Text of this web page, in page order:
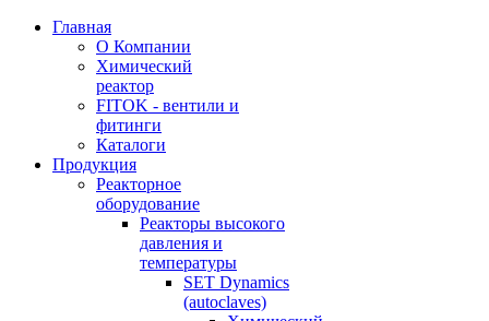
Главная
О Компании
Химический
реактор
FITOK - вентили и
фитинги
Каталоги
Продукция
Реакторное
оборудование
Реакторы высокого
давления и
температуры
SET Dynamics
(autoclaves)